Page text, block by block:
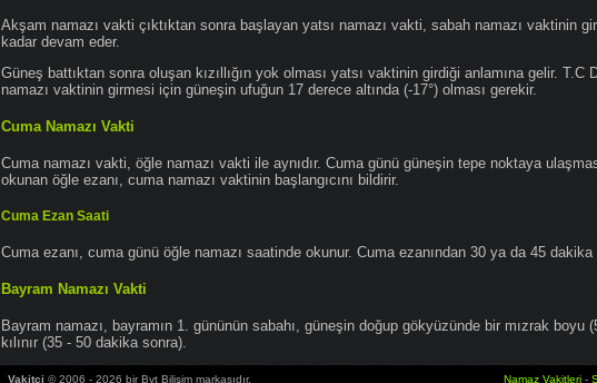
Akşam namazı vakti çıktıktan sonra başlayan yatsı namazı vakti, sabah namazı vaktinin
kadar devam eder.
Güneş battıktan sonra oluşan kızıllığın yok olması yatsı vaktinin girdiği anlamına gelir. T.C
namazı vaktinin girmesi için güneşin ufuğun 17 derece altında (-17°) olması gerekir.
Cuma Namazı Vakti
Cuma namazı vakti, öğle namazı vakti ile aynıdır. Cuma günü güneşin tepe noktaya
okunan öğle ezanı, cuma namazı vaktinin başlangıcını bildirir.
Cuma Ezan Saati
Cuma ezanı, cuma günü öğle namazı saatinde okunur. Cuma ezanından 30 ya da 45
Bayram Namazı Vakti
Bayram namazı, bayramın 1. gününün sabahı, güneşin doğup gökyüzünde bir mızrak boyu
kılınır (35 - 50 dakika sonra).
Vakitci © 2006 - 2026 bir Bvt Bilişim markasıdır. Namaz Vakitleri -